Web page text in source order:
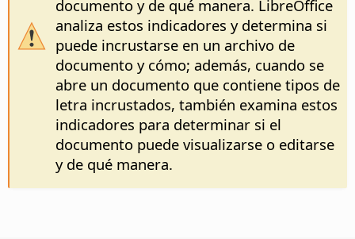
documento y de qué manera. LibreOffice
analiza estos indicadores y determina si
puede incrustarse en un archivo de
documento y cómo; además, cuando se
abre un documento que contiene tipos de
letra incrustados, también examina estos
indicadores para determinar si el
documento puede visualizarse o editarse
y de qué manera.